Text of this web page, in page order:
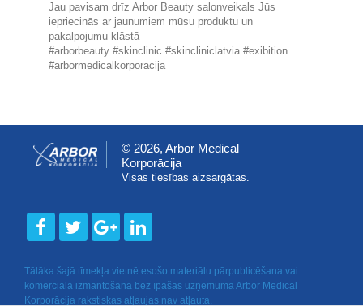
Jau pavisam drīz Arbor Beauty salonveikals Jūs
iepriecinās ar jaunumiem mūsu produktu un
pakalpojumu klāstā
#arborbeauty #skinclinic #skincliniclatvia #exibition
#arbormedicalkorporācija
© 2026, Arbor Medical
Korporācija
Visas tiesības aizsargātas.
Tālāka šajā tīmekļa vietnē esošo materiālu pārpublicēšana vai
komerciāla izmantošana bez īpašas uzņēmuma Arbor Medical
Korporācija rakstiskas atļaujas nav atļauta.